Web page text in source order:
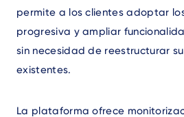
permite a los clientes adoptar
progresiva y ampliar
sin necesidad de reestructurar
existentes.
La plataforma ofrece